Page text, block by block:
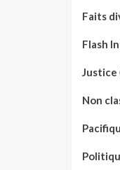
Faits
Flash
Justice
Non